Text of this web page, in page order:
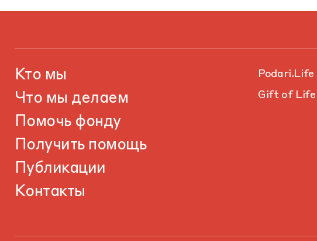
Кто мы
Что мы делаем
Помочь фонду
Получить помощь
Публикации
Контакты
Podari.Life
Gift of Life